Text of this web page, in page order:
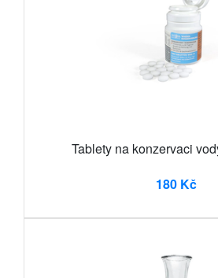
Tablety na konzervaci
180 Kč